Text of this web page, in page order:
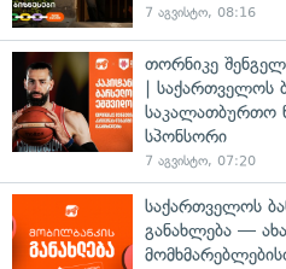
7 აგვისტო, 08:16
თორნიკე
| საქართველოს
საკალათბურთო
სპონსორი
7 აგვისტო, 07:20
საქართველოს
განახლება —